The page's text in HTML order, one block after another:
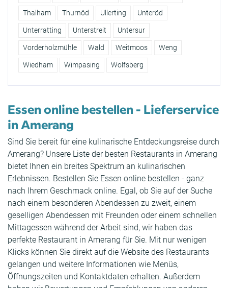
Thalham Thurnöd Ullerting Unteröd
Unterratting Unterstreit Untersur
Vorderholzmühle Wald Weitmoos Weng
Wiedham Wimpasing Wolfsberg
Essen online bestellen - Lieferservice
in Amerang
Sind Sie bereit für eine kulinarische Entdeckungsreise durch
Amerang? Unsere Liste der besten Restaurants in Amerang
bietet Ihnen ein breites Spektrum an kulinarischen
Erlebnissen. Bestellen Sie Essen online bestellen - ganz
nach Ihrem Geschmack online. Egal, ob Sie auf der Suche
nach einem besonderen Abendessen zu zweit, einem
geselligen Abendessen mit Freunden oder einem schnellen
Mittagessen während der Arbeit sind, wir haben das
perfekte Restaurant in Amerang für Sie. Mit nur wenigen
Klicks können Sie direkt auf die Website des Restaurants
gelangen und weitere Informationen wie Menüs,
Öffnungszeiten und Kontaktdaten erhalten. Außerdem